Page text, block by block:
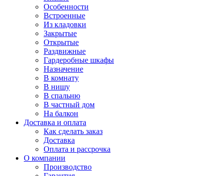
Особенности
Встроенные
Из кладовки
Закрытые
Открытые
Раздвижные
Гардеробные шкафы
Назначение
В комнату
В нишу
В спальню
В частный дом
На балкон
Доставка и оплата
Как сделать заказ
Доставка
Оплата и рассрочка
О компании
Производство